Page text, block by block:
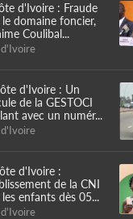
d'Ivoire : Fraude
le domaine foncier,
Coulibal...
d'Ivoire : Un
de la GESTOCI
avec un numér...
d'Ivoire :
de la CNI
enfants dès 05...